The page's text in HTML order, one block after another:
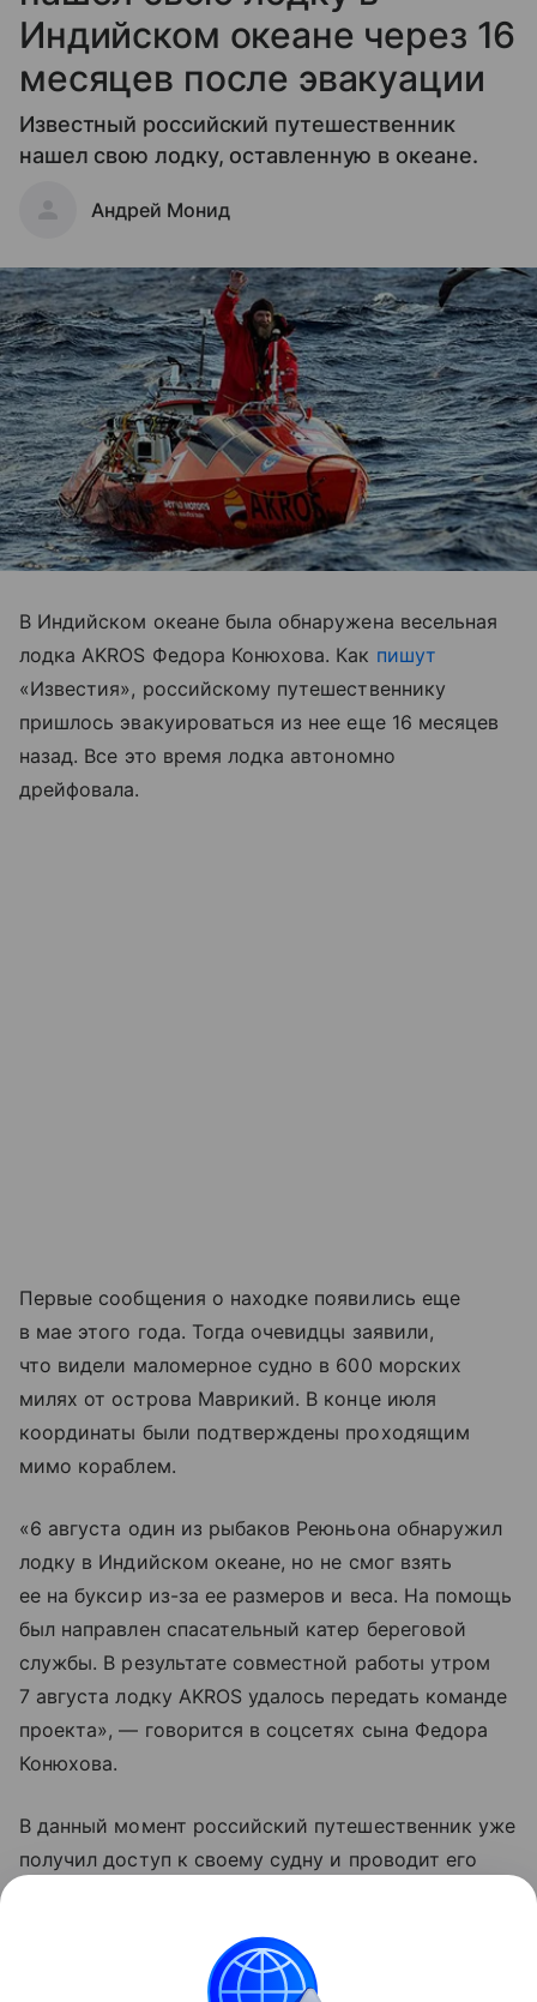
Индийском океане через 16
месяцев после эвакуации
Известный российский путешественник
нашел свою лодку, оставленную в океане.
Андрей Монид
В Индийском океане была обнаружена весельная
лодка AKROS Федора Конюхова. Как пишут
«Известия», российскому путешественнику
пришлось эвакуироваться из нее еще 16 месяцев
назад. Все это время лодка автономно
дрейфовала.
Первые сообщения о находке появились еще
в мае этого года. Тогда очевидцы заявили,
что видели маломерное судно в 600 морских
милях от острова Маврикий. В конце июля
координаты были подтверждены проходящим
мимо кораблем.
«6 августа один из рыбаков Реюньона обнаружил
лодку в Индийском океане, но не смог взять
ее на буксир из-за ее размеров и веса. На помощь
был направлен спасательный катер береговой
службы. В результате совместной работы утром
7 августа лодку AKROS удалось передать команде
проекта», — говорится в соцсетях сына Федора
Конюхова.
В данный момент российский путешественник уже
получил доступ к своему судну и проводит его